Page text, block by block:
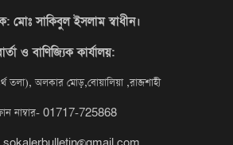
: মোঃ সাকিবুল ইসলাম স্বাধীন।
ও বাণিজ্যিক কার্যালয়:
তলা), অলকার মোড়,বোয়ালিয়া ,রাজশাহী
নাম্বার- 01717-725868